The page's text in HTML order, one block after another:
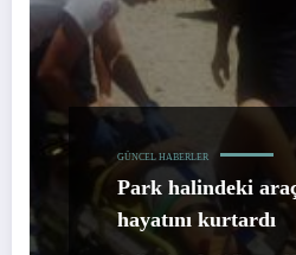
GÜNCEL HABERLER
Park halindeki araç
hayatını kurtardı